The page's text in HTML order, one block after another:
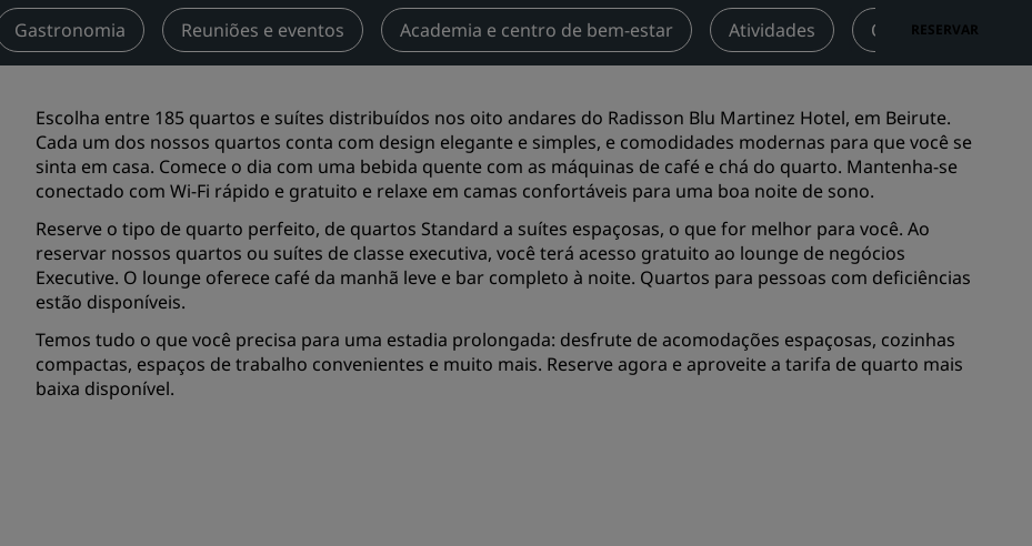
Pesquisar voos
Restaurante
Procurar restaurante
Serviços digitais
Viajante a trabalho
Hotéis no centro da cidade
Radisson Rewards
Conheça o Radisson Rewards
Benefícios
Como usar pontos
Como ganhar pontos
Gastronomia Reuniões e eventos Academia e centro de bem-estar Atividades OfertasRESERVAR
Escolha entre 185 quartos e suítes distribuídos nos oito andares do Radisson Blu Martinez Hotel, em Beirute.
Cada um dos nossos quartos conta com design elegante e simples, e comodidades modernas para que você se
sinta em casa. Comece o dia com uma bebida quente com as máquinas de café e chá do quarto. Mantenha-se
conectado com Wi-Fi rápido e gratuito e relaxe em camas confortáveis para uma boa noite de sono.
Reserve o tipo de quarto perfeito, de quartos Standard a suítes espaçosas, o que for melhor para você. Ao
reservar nossos quartos ou suítes de classe executiva, você terá acesso gratuito ao lounge de negócios
Executive. O lounge oferece café da manhã leve e bar completo à noite. Quartos para pessoas com deficiências
estão disponíveis.
Temos tudo o que você precisa para uma estadia prolongada: desfrute de acomodações espaçosas, cozinhas
compactas, espaços de trabalho convenientes e muito mais. Reserve agora e aproveite a tarifa de quarto mais
baixa disponível.